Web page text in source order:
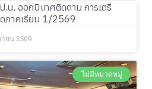
.น. ออกนิเทศติดตาม การเตรี
ภาคเรียน 1/2569
ยน 2569
ไม่มีหมวดหมู่